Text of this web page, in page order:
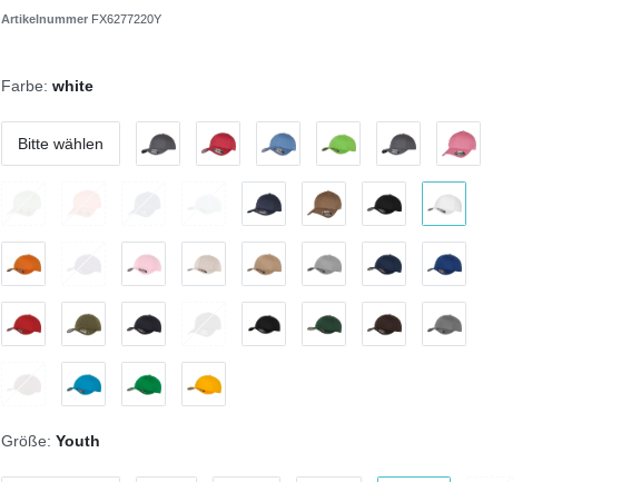
Artikelnummer FX6277220Y
Farbe: white
Bitte wählen
Größe: Youth